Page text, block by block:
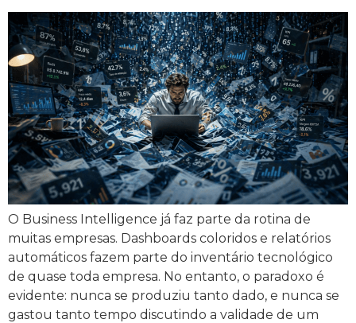
O Business Intelligence já faz parte da rotina de
muitas empresas. Dashboards coloridos e relatórios
automáticos fazem parte do inventário tecnológico
de quase toda empresa. No entanto, o paradoxo é
evidente: nunca se produziu tanto dado, e nunca se
gastou tanto tempo discutindo a validade de um